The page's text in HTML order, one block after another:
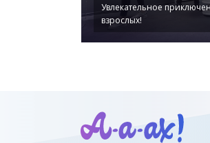
Увлекательное
взрослых!